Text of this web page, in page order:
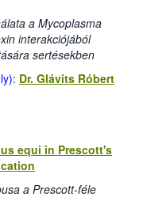
a Mycoplasma
interakciójából
sertésekben
: Dr. Glávits Róbert
equi in Prescott's
a Prescott-féle